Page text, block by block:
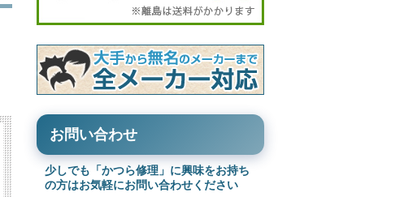
お問い合わせ
少しでも「かつら修理」に興味をお持ち
の方はお気軽にお問い合わせください